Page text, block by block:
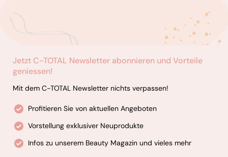
Jetzt C-TOTAL Newsletter abonnieren und Vorteile
geniessen!
Mit dem C-TOTAL Newsletter nichts verpassen!
Profitieren Sie von aktuellen Angeboten
Vorstellung exklusiver Neuprodukte
Infos zu unserem Beauty Magazin und vieles mehr